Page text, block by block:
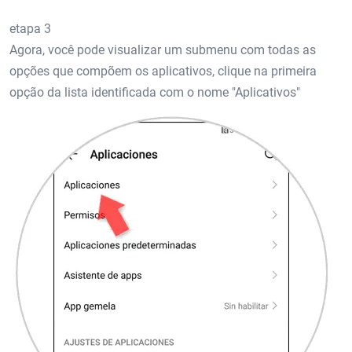
etapa 3
Agora, você pode visualizar um submenu com todas as
opções que compõem os aplicativos, clique na primeira
opção da lista identificada com o nome "Aplicativos"